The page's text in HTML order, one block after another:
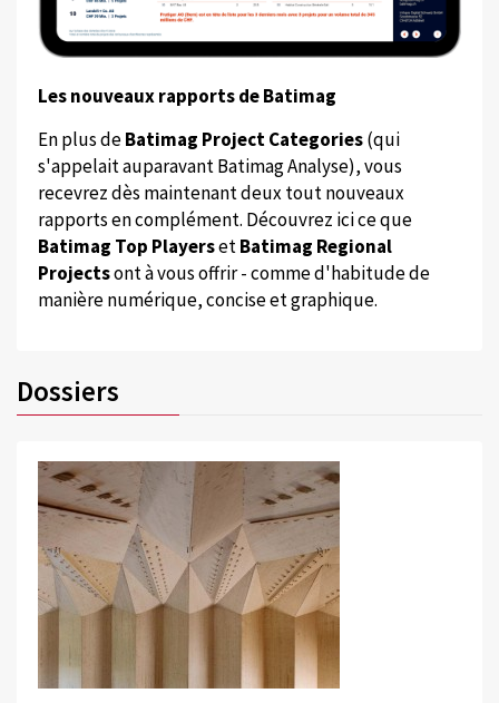
Les nouveaux rapports de Batimag
En plus deBatimag Project Categories(qui
s'appelait auparavant Batimag Analyse), vous
recevrez dès maintenant deux tout nouveaux
rapports en complément. Découvrez ici ce que
Batimag Top PlayersetBatimag Regional
Projectsont à vous offrir - comme d'habitude de
manière numérique, concise et graphique.
Dossiers